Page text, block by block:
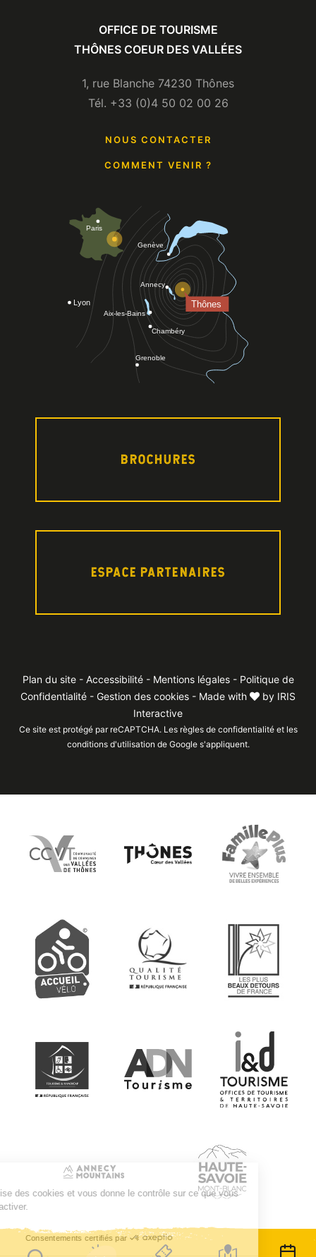
OFFICE DE TOURISME
THÔNES COEUR DES VALLÉES
1, rue Blanche 74230 Thônes
Tél. +33 (0)4 50 02 00 26
NOUS CONTACTER
COMMENT VENIR ?
BROCHURES
ESPACE PARTENAIRES
Plan du site- Accessibilité- Mentions légales- Politique de
Confidentialité - Gestion des cookies - Made with by IRIS
Interactive
Ce site est protégé par reCAPTCHA. Les règles de confidentialitéet les
conditions d'utilisation de Google s'appliquent.
Ce site utilise des cookies et vous donne le contrôle sur ce que vous
souhaitez activer.
Consentements certifiés par